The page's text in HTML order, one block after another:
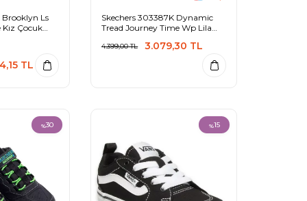
Ls
Çocuk
TL
Skechers 303387K Dynamic
Tread Journey Time Wp Lila
4.399,00TL 3.079,30 TL
%30 %15